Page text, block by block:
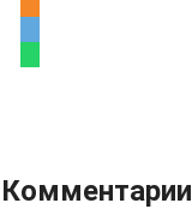
Комментарии